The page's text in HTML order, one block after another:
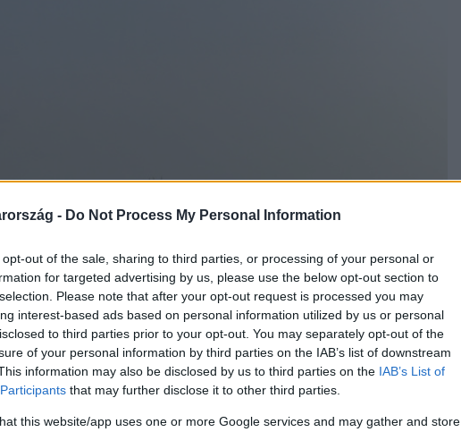
- Do Not Process My Personal Information
opt-out of the sale, sharing to third parties, or processing of your personal or
for targeted advertising by us, please use the below opt-out section to
Please note that after your opt-out request is processed you may
interest-based ads based on personal information utilized by us or personal
to third parties prior to your opt-out. You may separately opt-out of the
of your personal information by third parties on the IAB’s list of downstream
information may also be disclosed by us to third parties on the IAB’s List of
that may further disclose it to other third parties.
this website/app uses one or more Google services and may gather and store